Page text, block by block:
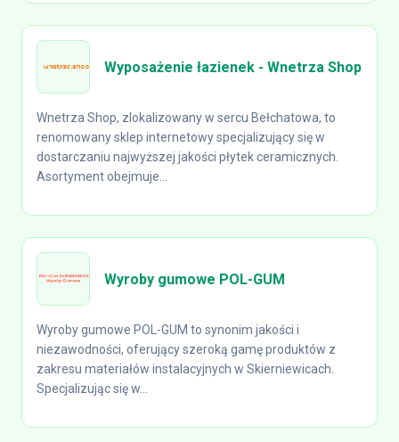
Wyposażenie łazienek - Wnetrza Shop
Wnetrza Shop, zlokalizowany w sercu Bełchatowa, to
renomowany sklep internetowy specjalizujący się w
dostarczaniu najwyższej jakości płytek ceramicznych.
Asortyment obejmuje...
Wyroby gumowe POL-GUM
Wyroby gumowe POL-GUM to synonim jakości i
niezawodności, oferujący szeroką gamę produktów z
zakresu materiałów instalacyjnych w Skierniewicach.
Specjalizując się w...